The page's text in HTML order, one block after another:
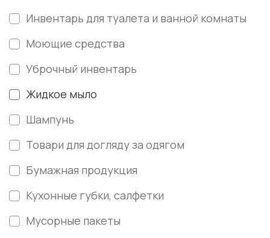
Инвентарь для туалета и ванной комнаты
Моющие средства
Уброчный инвентарь
Жидкое мыло
Шампунь
Товари для догляду за одягом
Бумажная продукция
Кухонные губки, салфетки
Мусорные пакеты